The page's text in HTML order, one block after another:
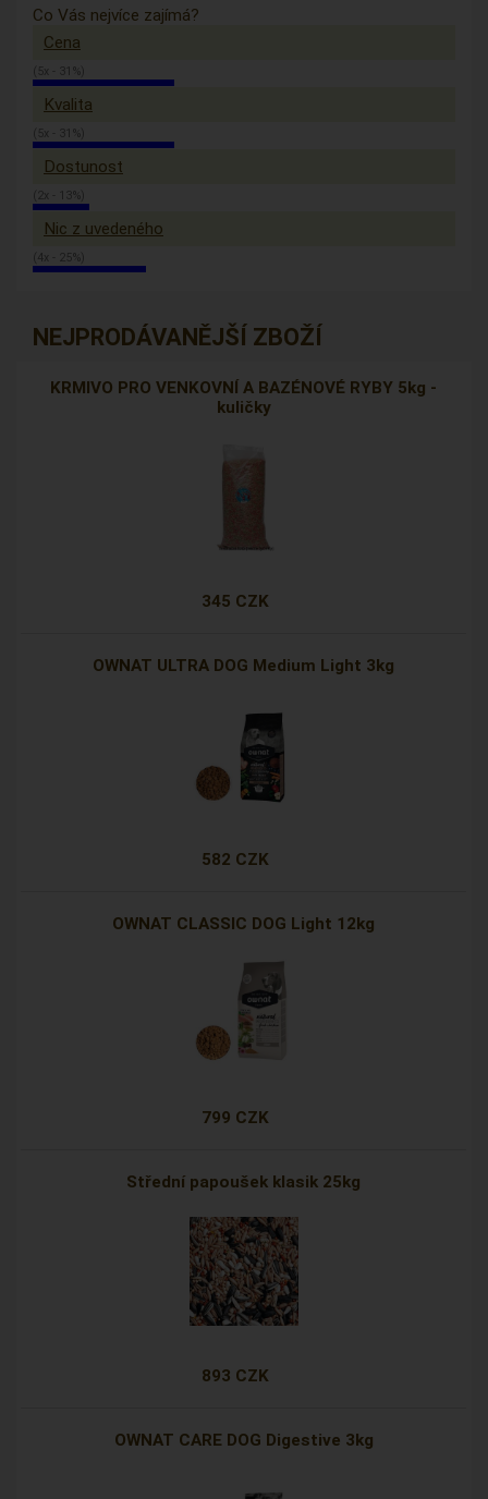
Co Vás nejvíce zajímá?
Cena
(5x - 31%)
Kvalita
(5x - 31%)
Dostunost
(2x - 13%)
Nic z uvedeného
(4x - 25%)
NEJPRODÁVANĚJŠÍ ZBOŽÍ
KRMIVO PRO VENKOVNÍ A BAZÉNOVÉ RYBY 5kg -
kuličky
345 CZK
OWNAT ULTRA DOG Medium Light 3kg
582 CZK
OWNAT CLASSIC DOG Light 12kg
799 CZK
Střední papoušek klasik 25kg
893 CZK
OWNAT CARE DOG Digestive 3kg